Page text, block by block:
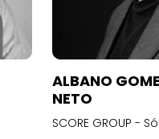
ALBANO
NETO
SCORE GROUP -